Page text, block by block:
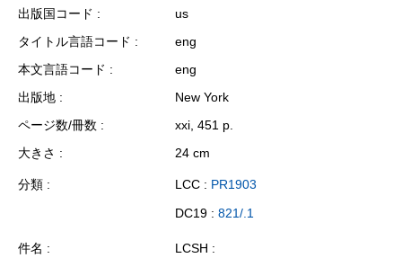
出版国コード
us
タイトル言語コード
eng
本文言語コード
eng
出版地
New York
ページ数/冊数
xxi, 451 p.
大きさ
24 cm
分類 LCC : PR1903
DC19 : 821/.1
件名
LCSH :